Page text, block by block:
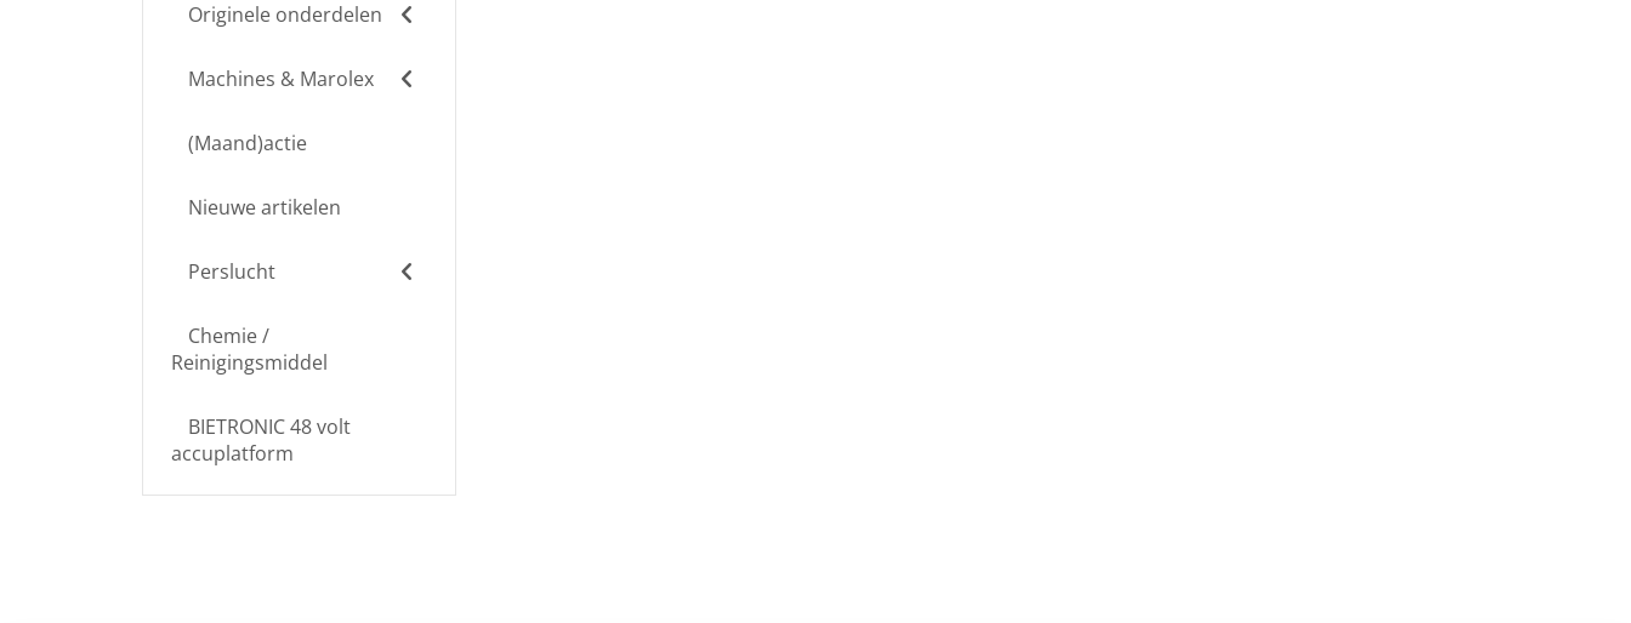
Originele onderdelen
Machines & Marolex
(Maand)actie
Nieuwe artikelen
Perslucht
Chemie /
Reinigingsmiddel
BIETRONIC 48 volt
accuplatform